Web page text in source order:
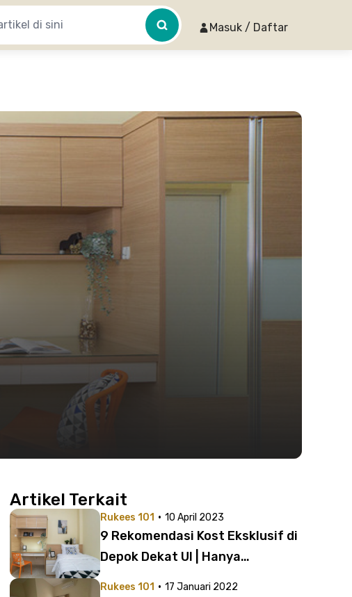
Masuk / Daftar
Artikel Terkait
Rukees 101 · 10 April 2023
9 Rekomendasi Kost Eksklusif di
Depok Dekat UI | Hanya
Rukees 101 · 17 Januari 2022